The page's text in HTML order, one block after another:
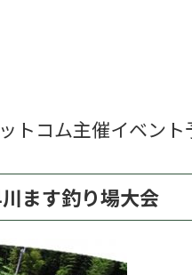
コム主催イベント
ます釣り場大会